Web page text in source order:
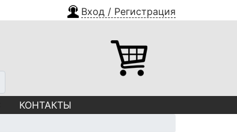
Вход / Регистрация
КОНТАКТЫ